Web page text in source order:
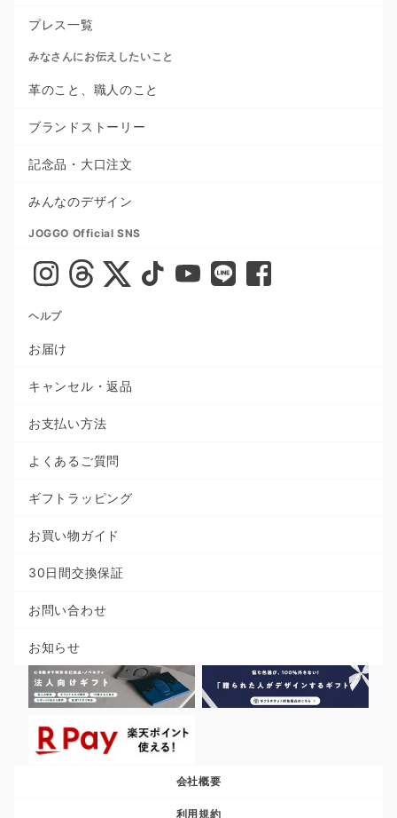
プレス一覧
みなさんにお伝えしたいこと
革のこと、職人のこと
ブランドストーリー
記念品・大口注文
みんなのデザイン
JOGGO Official SNS
ヘルプ
お届け
キャンセル・返品
お支払い方法
よくあるご質問
ギフトラッピング
お買い物ガイド
30日間交換保証
お問い合わせ
お知らせ
会社概要
利用規約